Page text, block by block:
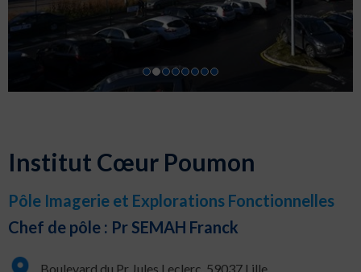
Institut Cœur Poumon
Pôle Imagerie et Explorations Fonctionnelles
Chef de pôle : Pr SEMAH Franck
Boulevard du Pr Jules Leclerc, 59037 Lille